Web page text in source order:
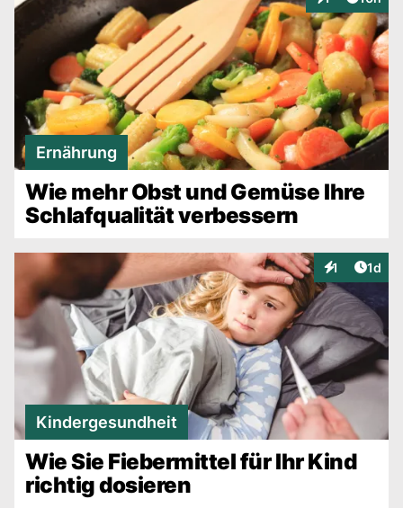
Interaktionen
Ernährung
Wie mehr Obst und Gemüse Ihre
Schlafqualität verbessern
1
Interaktionen
1d
Kindergesundheit
Wie Sie Fiebermittel für Ihr Kind
richtig dosieren